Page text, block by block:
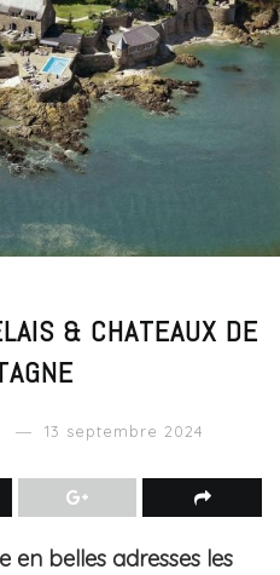
& CHATEAUX DE
13 septembre 2024
belles adresses les